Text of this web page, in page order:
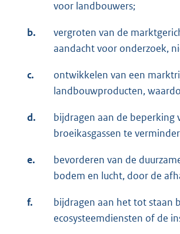
voor landbouwers;
b.
vergroten van de
aandacht voor onderzoek,
c.
ontwikkelen van een
landbouwproducten,
d.
bijdragen aan de beperking
broeikasgassen te
e.
bevorderen van de
bodem en lucht, door de
f.
bijdragen aan het tot staan
ecosysteemdiensten of de